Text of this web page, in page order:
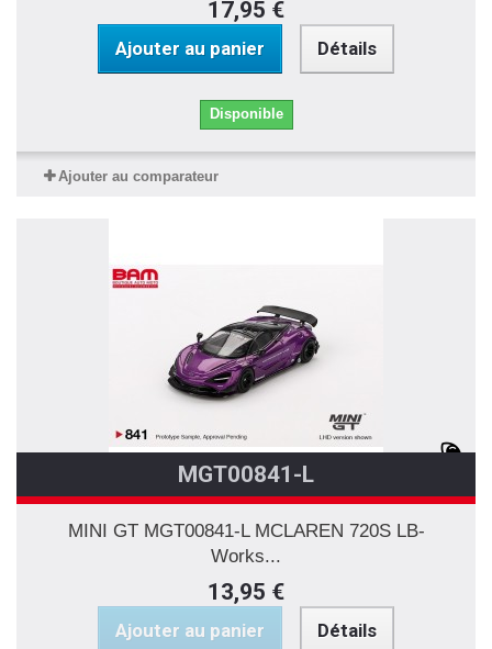
17,95 €
Ajouter au panier Détails
Disponible
Ajouter au comparateur
MGT00841-L
MINI GT MGT00841-L MCLAREN 720S LB-
Works...
13,95 €
Ajouter au panier Détails